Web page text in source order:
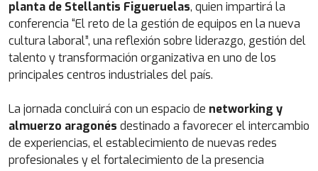
planta de Stellantis Figueruelas, quien impartirá la
conferencia “El reto de la gestión de equipos en la nueva
cultura laboral”, una reflexión sobre liderazgo, gestión del
talento y transformación organizativa en uno de los
principales centros industriales del país.
La jornada concluirá con un espacio de networking y
almuerzo aragonés destinado a favorecer el intercambio
de experiencias, el establecimiento de nuevas redes
profesionales y el fortalecimiento de la presencia